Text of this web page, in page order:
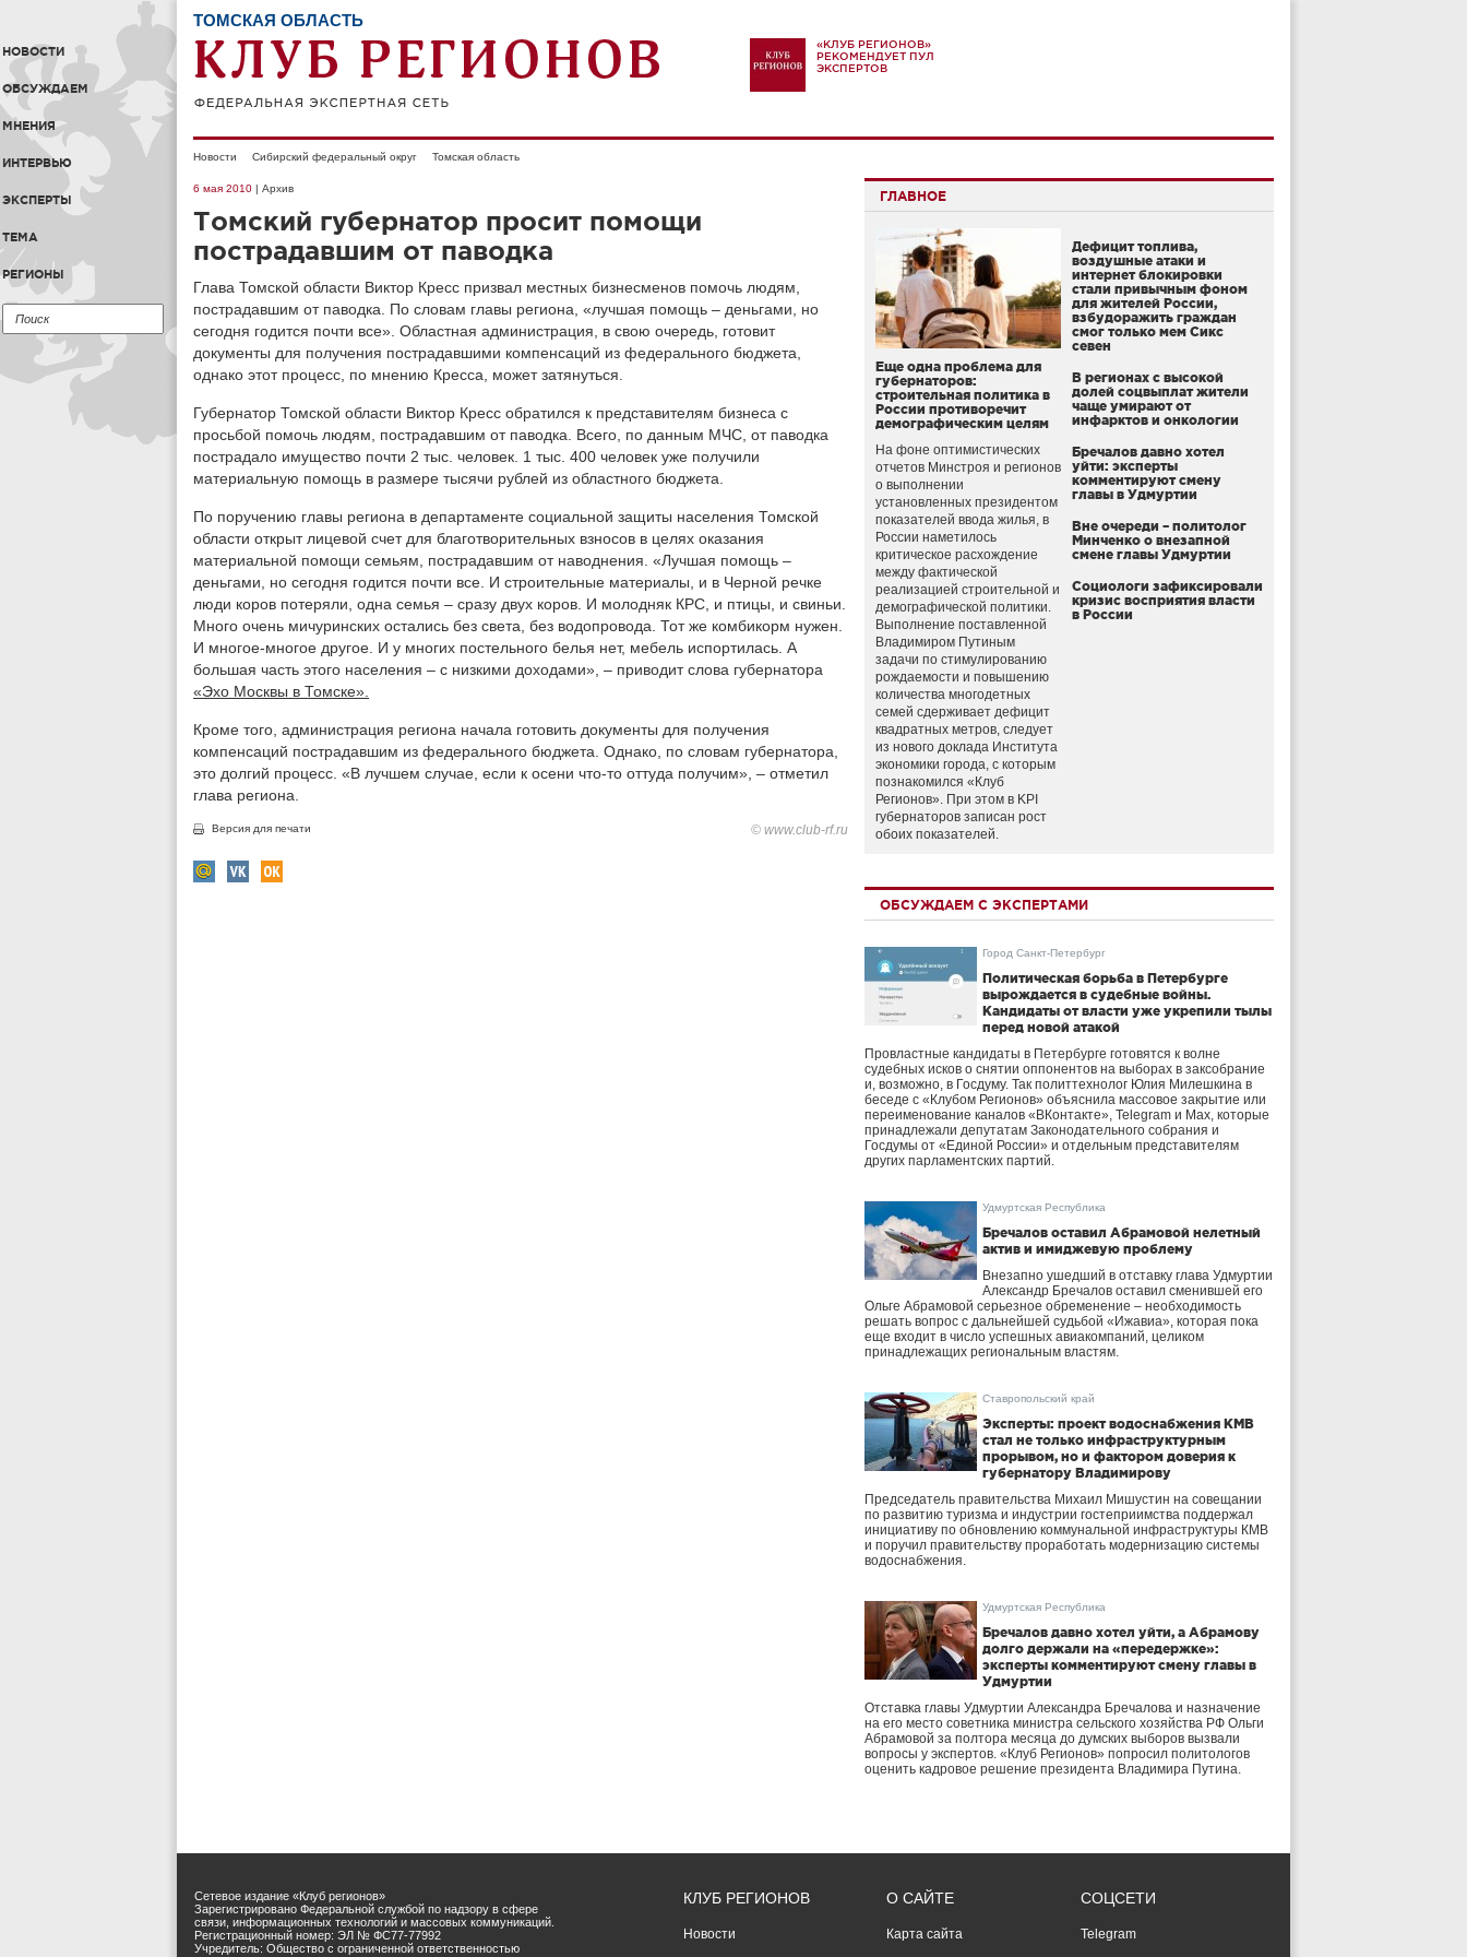
НОВОСТИ
ОБСУЖДАЕМ
МНЕНИЯ
ИНТЕРВЬЮ
ЭКСПЕРТЫ
ТЕМА
РЕГИОНЫ
ТОМСКАЯ ОБЛАСТЬ
«КЛУБ РЕГИОНОВ»
РЕКОМЕНДУЕТ ПУЛ
ЭКСПЕРТОВ
Новости Сибирский федеральный округ Томская область
6 мая 2010 | Архив
Томский губернатор просит помощи
пострадавшим от паводка
Глава Томской области Виктор Кресс призвал местных бизнесменов помочь людям,
пострадавшим от паводка. По словам главы региона, «лучшая помощь – деньгами, но
сегодня годится почти все». Областная администрация, в свою очередь, готовит
документы для получения пострадавшими компенсаций из федерального бюджета,
однако этот процесс, по мнению Кресса, может затянуться.
Губернатор Томской области Виктор Кресс обратился к представителям бизнеса с
просьбой помочь людям, пострадавшим от паводка. Всего, по данным МЧС, от паводка
пострадало имущество почти 2 тыс. человек. 1 тыс. 400 человек уже получили
материальную помощь в размере тысячи рублей из областного бюджета.
По поручению главы региона в департаменте социальной защиты населения Томской
области открыт лицевой счет для благотворительных взносов в целях оказания
материальной помощи семьям, пострадавшим от наводнения. «Лучшая помощь –
деньгами, но сегодня годится почти все. И строительные материалы, и в Черной речке
люди коров потеряли, одна семья – сразу двух коров. И молодняк КРС, и птицы, и свиньи.
Много очень мичуринских остались без света, без водопровода. Тот же комбикорм нужен.
И многое-многое другое. И у многих постельного белья нет, мебель испортилась. А
большая часть этого населения – с низкими доходами», – приводит слова губернатора
«Эхо Москвы в Томске».
Кроме того, администрация региона начала готовить документы для получения
компенсаций пострадавшим из федерального бюджета. Однако, по словам губернатора,
это долгий процесс. «В лучшем случае, если к осени что-то оттуда получим», – отметил
глава региона.
Версия для печати © www.club-rf.ru
ГЛАВНОЕ
Еще одна проблема для
губернаторов:
строительная политика в
России противоречит
демографическим целям
На фоне оптимистических
отчетов Минстроя и регионов
о выполнении
установленных президентом
показателей ввода жилья, в
России наметилось
критическое расхождение
между фактической
реализацией строительной и
демографической политики.
Выполнение поставленной
Владимиром Путиным
задачи по стимулированию
рождаемости и повышению
количества многодетных
семей сдерживает дефицит
квадратных метров, следует
из нового доклада Института
экономики города, с которым
познакомился «Клуб
Регионов». При этом в KPI
губернаторов записан рост
обоих показателей.
Дефицит топлива,
воздушные атаки и
интернет блокировки
стали привычным фоном
для жителей России,
взбудоражить граждан
смог только мем Сикс
севен
В регионах с высокой
долей соцвыплат жители
чаще умирают от
инфарктов и онкологии
Бречалов давно хотел
уйти: эксперты
комментируют смену
главы в Удмуртии
Вне очереди – политолог
Минченко о внезапной
смене главы Удмуртии
Социологи зафиксировали
кризис восприятия власти
в России
ОБСУЖДАЕМ С ЭКСПЕРТАМИ
Город Санкт-Петербург
Политическая борьба в Петербурге
вырождается в судебные войны.
Кандидаты от власти уже укрепили тылы
перед новой атакой
Провластные кандидаты в Петербурге готовятся к волне
судебных исков о снятии оппонентов на выборах в заксобрание
и, возможно, в Госдуму. Так политтехнолог Юлия Милешкина в
беседе с «Клубом Регионов» объяснила массовое закрытие или
переименование каналов «ВКонтакте», Telegram и Max, которые
принадлежали депутатам Законодательного собрания и
Госдумы от «Единой России» и отдельным представителям
других парламентских партий.
Удмуртская Республика
Бречалов оставил Абрамовой нелетный
актив и имиджевую проблему
Внезапно ушедший в отставку глава Удмуртии
Александр Бречалов оставил сменившей его
Ольге Абрамовой серьезное обременение – необходимость
решать вопрос с дальнейшей судьбой «Ижавиа», которая пока
еще входит в число успешных авиакомпаний, целиком
принадлежащих региональным властям.
Ставропольский край
Эксперты: проект водоснабжения КМВ
стал не только инфраструктурным
прорывом, но и фактором доверия к
губернатору Владимирову
Председатель правительства Михаил Мишустин на совещании
по развитию туризма и индустрии гостеприимства поддержал
инициативу по обновлению коммунальной инфраструктуры КМВ
и поручил правительству проработать модернизацию системы
водоснабжения.
Удмуртская Республика
Бречалов давно хотел уйти, а Абрамову
долго держали на «передержке»:
эксперты комментируют смену главы в
Удмуртии
Отставка главы Удмуртии Александра Бречалова и назначение
на его место советника министра сельского хозяйства РФ Ольги
Абрамовой за полтора месяца до думских выборов вызвали
вопросы у экспертов. «Клуб Регионов» попросил политологов
оценить кадровое решение президента Владимира Путина.
Сетевое издание «Клуб регионов»
Зарегистрировано Федеральной службой по надзору в сфере
связи, информационных технологий и массовых коммуникаций.
Регистрационный номер: ЭЛ № ФС77-77992
Учредитель: Общество с ограниченной ответственностью
КЛУБ РЕГИОНОВ
Новости
О САЙТЕ
Карта сайта
СОЦСЕТИ
Telegram